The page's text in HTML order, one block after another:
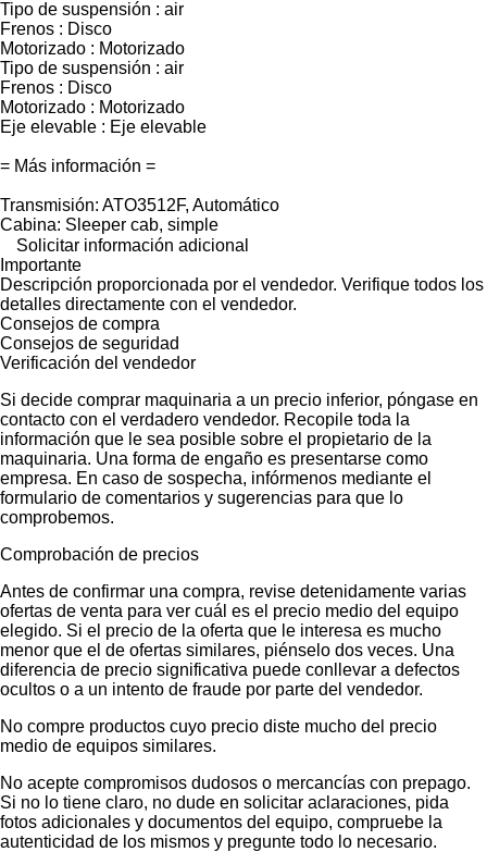
Tipo de suspensión : air
Frenos : Disco
Motorizado : Motorizado
Tipo de suspensión : air
Frenos : Disco
Motorizado : Motorizado
Eje elevable : Eje elevable
= Más información =
Transmisión: ATO3512F, Automático
Cabina: Sleeper cab, simple
Solicitar información adicional
Importante
Descripción proporcionada por el vendedor. Verifique todos los
detalles directamente con el vendedor.
Consejos de compra
Consejos de seguridad
Verificación del vendedor
Si decide comprar maquinaria a un precio inferior, póngase en
contacto con el verdadero vendedor. Recopile toda la
información que le sea posible sobre el propietario de la
maquinaria. Una forma de engaño es presentarse como
empresa. En caso de sospecha, infórmenos mediante el
formulario de comentarios y sugerencias para que lo
comprobemos.
Comprobación de precios
Antes de confirmar una compra, revise detenidamente varias
ofertas de venta para ver cuál es el precio medio del equipo
elegido. Si el precio de la oferta que le interesa es mucho
menor que el de ofertas similares, piénselo dos veces. Una
diferencia de precio significativa puede conllevar a defectos
ocultos o a un intento de fraude por parte del vendedor.
No compre productos cuyo precio diste mucho del precio
medio de equipos similares.
No acepte compromisos dudosos o mercancías con prepago.
Si no lo tiene claro, no dude en solicitar aclaraciones, pida
fotos adicionales y documentos del equipo, compruebe la
autenticidad de los mismos y pregunte todo lo necesario.